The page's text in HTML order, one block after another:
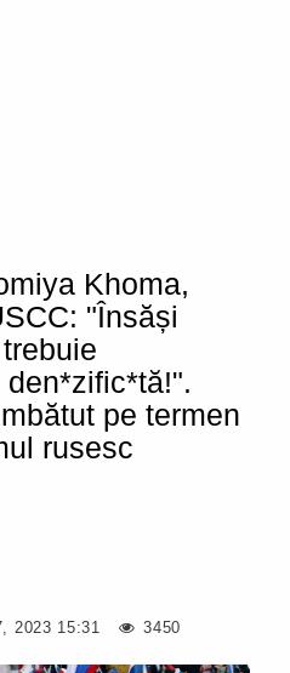
Khoma,
"Însăși
pe termen
rusesc
2023 15:31 3450